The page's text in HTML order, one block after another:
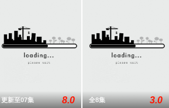
更新至07集 8.0 全8集 3.0